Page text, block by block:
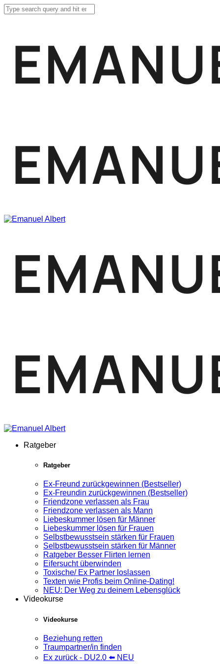
Ratgeber
Ratgeber
Ex-Freund zurückgewinnen (Bestseller)
Ex-Freundin zurückgewinnen (Bestseller)
Friendzone verlassen als Frau
Friendzone verlassen als Mann
Liebeskummer lösen für Männer
Liebeskummer lösen für Frauen
Selbstbewusstsein stärken für Frauen
Selbstbewusstsein stärken für Männer
Ratgeber Besser Flirten lernen
Eifersucht überwinden
Toxische/ Ex Partner loslassen
Texten wie Profis beim Online-Dating!
NEU: Der Weg zu deinem Lebensglück
Videokurse
Videokurse
Beziehung retten
Traumpartner/in finden
Ex zurück - DU2.0 ⬅️ NEU